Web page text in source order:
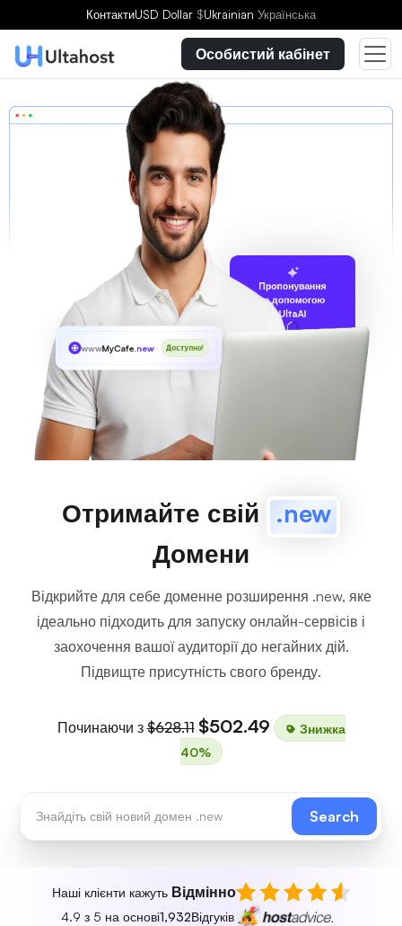
КонтактиUSD Dollar $Ukrainian Українська
Особистий кабінет
Пропонування
за допомогою
UltaAI
wwwMyCafe.new Доступно!
Отримайте свій .new
Домени
Відкрийте для себе доменне розширення .new, яке
ідеально підходить для запуску онлайн-сервісів і
заохочення вашої аудиторії до негайних дій.
Підвищте присутність свого бренду.
Починаючи з$628.11 $502.49
Знижка
40%
Search
Наші клієнти кажуть Відмінно
4.9 з 5 на основі1,932Відгуків